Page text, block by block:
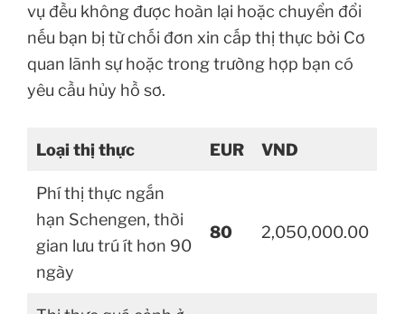
vụ đều không được hoàn lại hoặc chuyển đổi
nếu bạn bị từ chối đơn xin cấp thị thực bởi Cơ
quan lãnh sự hoặc trong trường hợp bạn có
yêu cầu hủy hồ sơ.
Loại thị thực EUR VND
Phí thị thực ngắn
hạn Schengen, thời
gian lưu trú ít hơn 90
ngày
80 2,050,000.00